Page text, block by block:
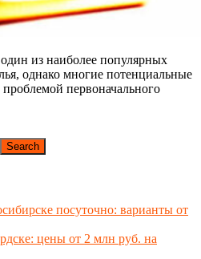
из наиболее популярных
однако многие потенциальные
первоначального
посуточно: варианты от
цены от 2 млн руб. на